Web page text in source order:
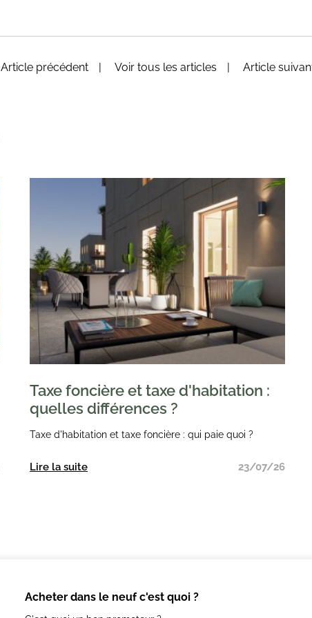
Article précédent Voir tous les articles Article
Taxe foncière et taxe d'habitation :
quelles différences ?
Taxe d'habitation et taxe foncière : qui paie quoi ?
Lire la suite 23/07/26
Acheter dans le neuf c'est quoi ?